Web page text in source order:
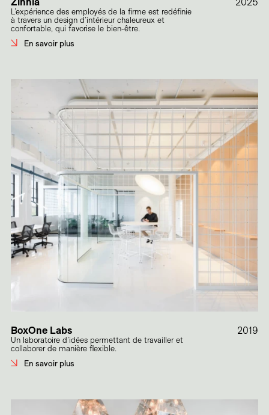
L’expérience des employés de la firme est redéfinie
à travers un design d’intérieur chaleureux et
confortable, qui favorise le bien-être.
En savoir plus
BoxOne Labs
Un laboratoire d’idées permettant de travailler et
collaborer de manière flexible.
En savoir plus
2019